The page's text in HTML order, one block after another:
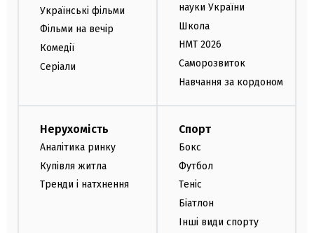
Українські фільми
Фільми на вечір
Комедії
Серіали
науки України
Школа
НМТ 2026
Саморозвиток
Навчання за кордоном
Нерухомість
Аналітика ринку
Купівля житла
Тренди і натхнення
Спорт
Бокс
Футбол
Теніс
Біатлон
Інші види спорту